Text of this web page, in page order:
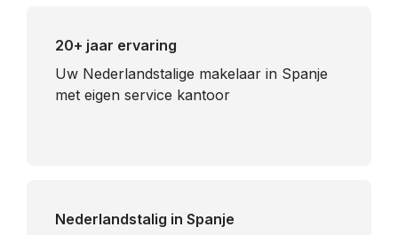
20+ jaar ervaring
Uw Nederlandstalige makelaar in Spanje
met eigen service kantoor
Nederlandstalig in Spanje